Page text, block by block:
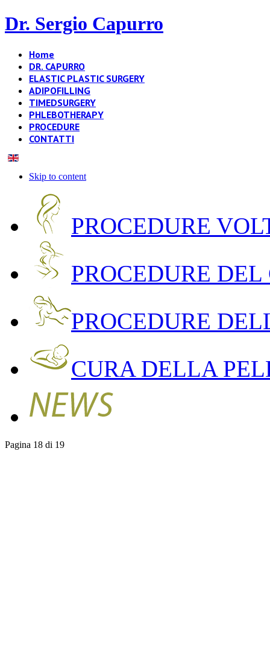
Dr. Sergio Capurro
Home
DR. CAPURRO
ELASTIC PLASTIC SURGERY
ADIPOFILLING
TIMEDSURGERY
PHLEBOTHERAPY
PROCEDURE
CONTATTI
Skip to content
PROCEDURE
PROCEDURE DEL
PROCEDURE
CURA DELLA
Pagina 18 di 19